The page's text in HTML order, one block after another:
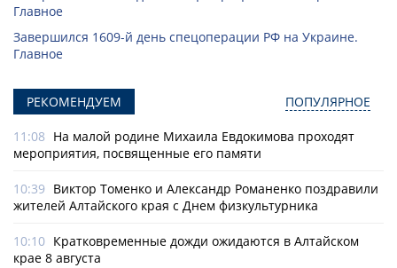
Главное
Завершился 1609-й день спецоперации РФ на Украине.
Главное
РЕКОМЕНДУЕМ ПОПУЛЯРНОЕ
11:08 На малой родине Михаила Евдокимова проходят
мероприятия, посвященные его памяти
10:39 Виктор Томенко и Александр Романенко поздравили
жителей Алтайского края с Днем физкультурника
10:10 Кратковременные дожди ожидаются в Алтайском
крае 8 августа